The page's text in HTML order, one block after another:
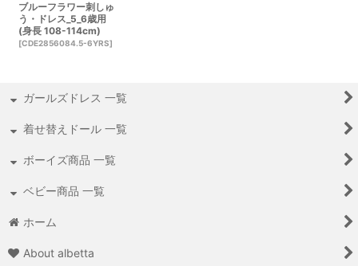
ブルーフラワー刺しゅ
う・ドレス_5_6歳用
(身長 108-114cm)
[CDE2856084.5-6YRS]
ガールズドレス 一覧
着せ替えドール 一覧
ボーイズ商品 一覧
ベビー商品 一覧
ホーム
About albetta